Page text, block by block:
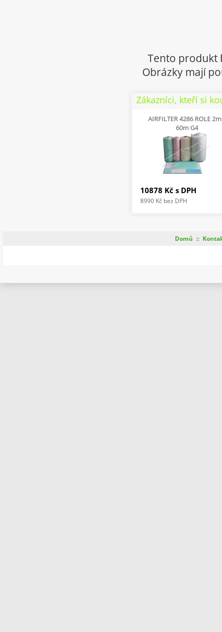
Tento produkt
Obrázky mají
Zákazníci, kteří si
AIRFILTER 4286 ROLE
60m G4
10878 Kč s DPH
8990 Kč bez DPH
Domů ::